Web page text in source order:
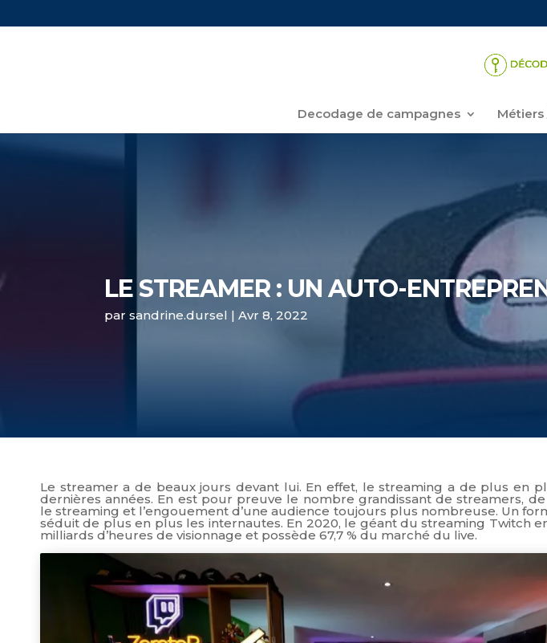
Decodage de campagnes Métiers
LE STREAMER : UN AUTO-
parsandrine.dursel |Avr 8, 2022
Le streamer a de beaux jours devant lui. En effet, le streaming a de plus en
dernières années. En est pour preuve le nombre grandissant de streamers,
le streaming et l’engouement d’une audience toujours plus nombreuse. Un
séduit de plus en plus les internautes. En 2020, le géant du streaming Twitch
milliards d’heures de visionnage et possède 67,7 % du marché du live.